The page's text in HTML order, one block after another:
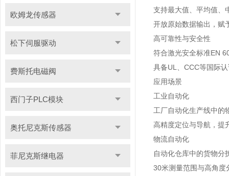
欧姆龙传感器
松下伺服驱动
费斯托电磁阀
西门子PLC模块
奥托尼克斯传感器
菲尼克斯继电器
支持最大值、平均值、
开放原始数据输出，赋
高可靠性与安全性
符合激光安全标准EN
具备UL、CCC等国际
应用场景
工业自动化
工厂自动化生产线中的
高精度定位与导航，提
物流自动化
自动化仓库中的货物分
30米测量范围与高角度